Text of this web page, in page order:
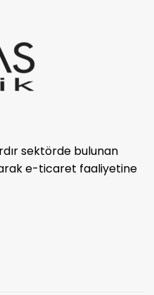
sektörde bulunan
e-ticaret faaliyetine